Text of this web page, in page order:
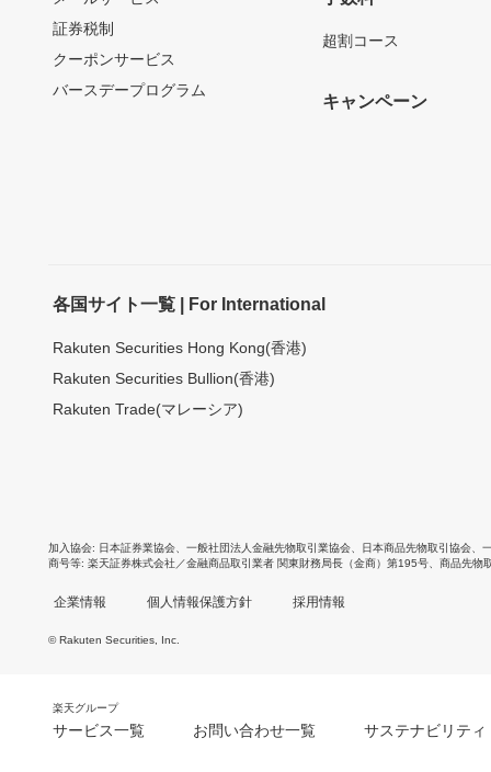
証券税制
クーポンサービス
バースデープログラム
超割コース
キャンペーン
各国サイト一覧 | For International
Rakuten Securities Hong Kong(香港)
Rakuten Securities Bullion(香港)
Rakuten Trade(マレーシア)
加入協会 日本証券業協会 一般社団法人金融先物取引業協会 日本商品先物取引協会
商号等 楽天証券株式会社／金融商品取引業者 関東財務局長（金商）第195号、商品先物
企業情報 個人情報保護方針 採用情報
© Rakuten Securities, Inc.
楽天グループ
サービス一覧 お問い合わせ一覧 サステナビリティ